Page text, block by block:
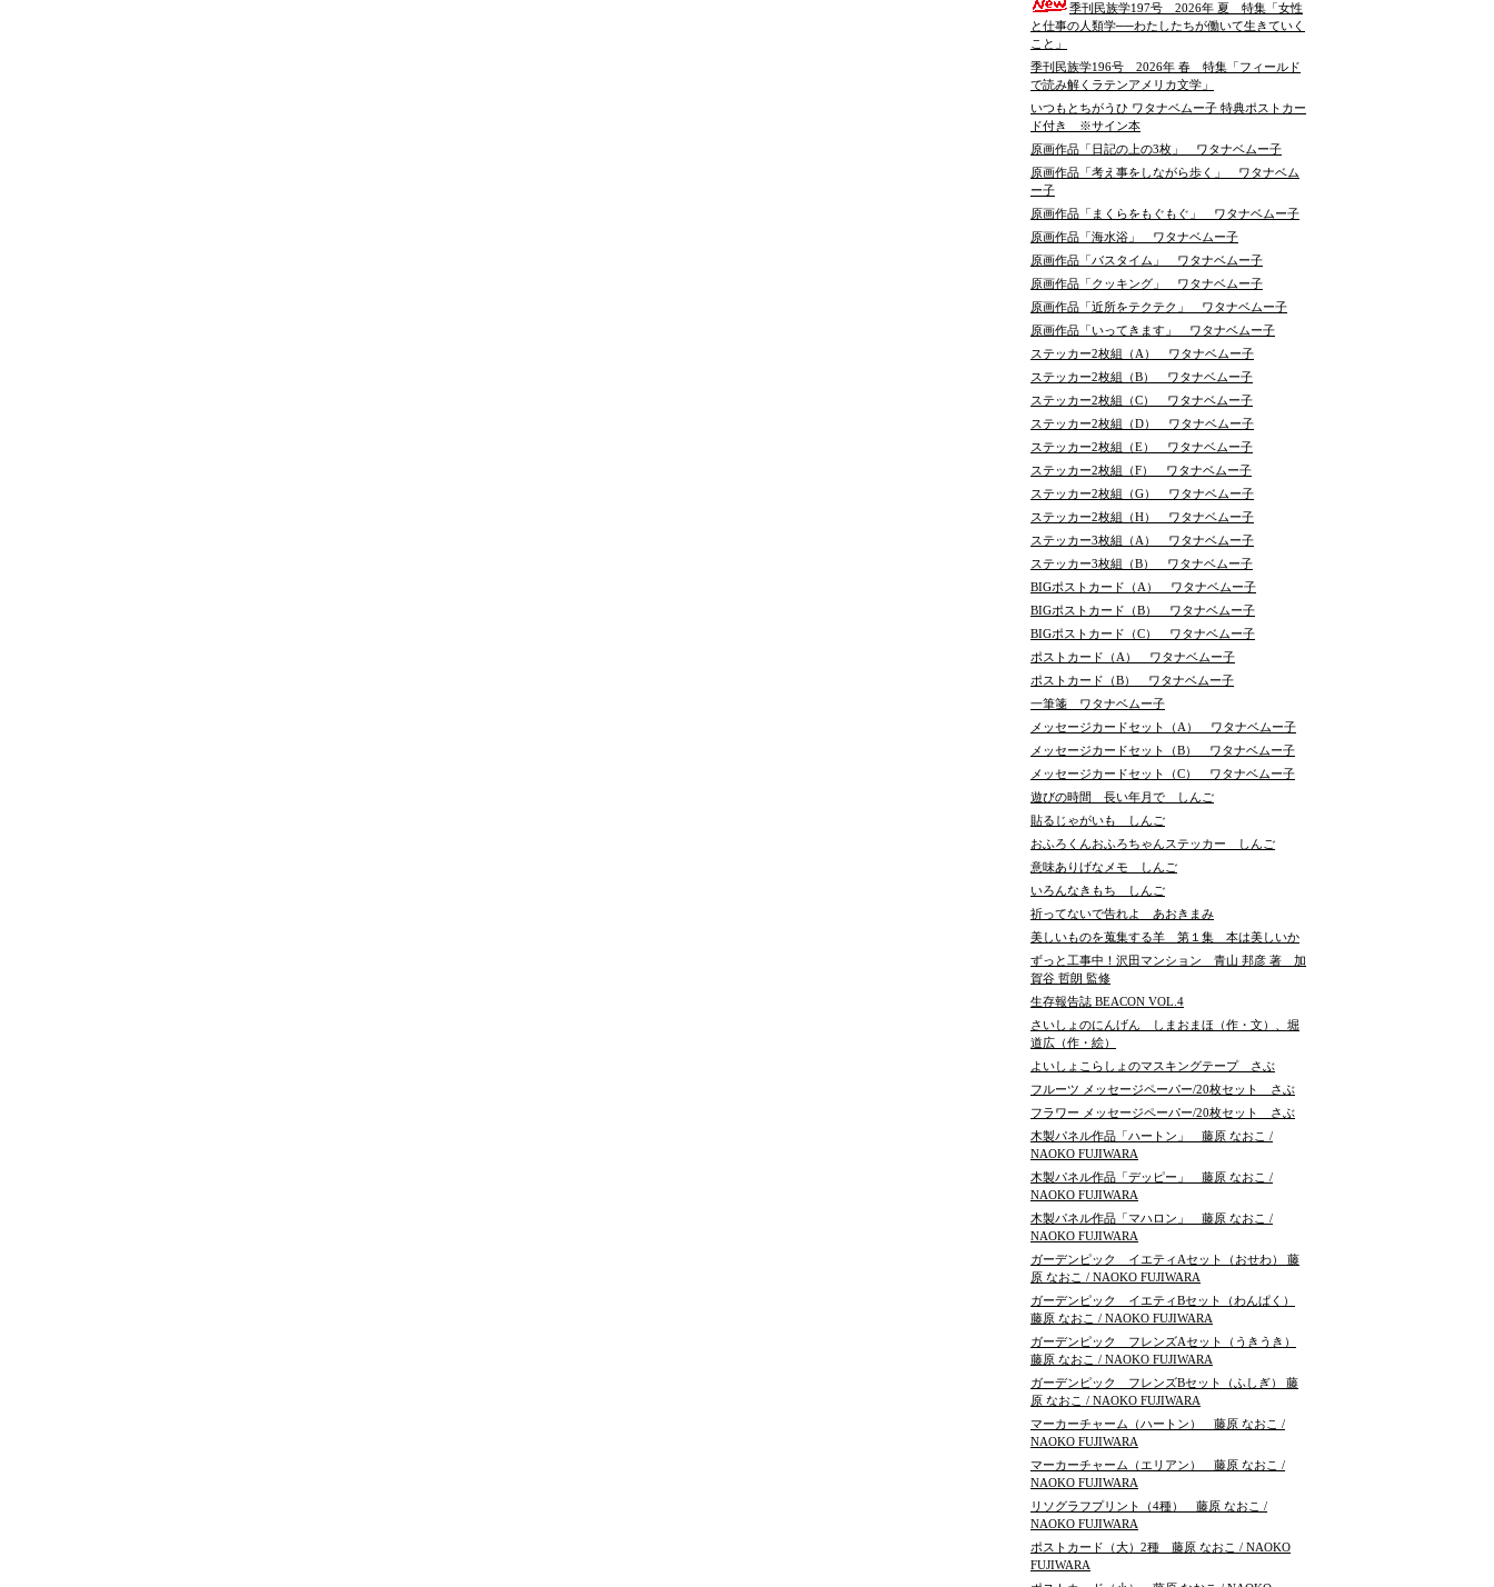
季刊民族学197号 2026年 夏 特集「女性
と仕事の人類学──わたしたちが働いて生きていく
こと」
季刊民族学196号 2026年 春 特集「フィールド
で読み解くラテンアメリカ文学」
いつもとちがうひ ワタナベムー子 特典ポストカー
ド付き ※サイン本
原画作品「日記の上の3枚」 ワタナベムー子
原画作品「考え事をしながら歩く」 ワタナベム
ー子
原画作品「まくらをもぐもぐ」 ワタナベムー子
原画作品「海水浴」 ワタナベムー子
原画作品「バスタイム」 ワタナベムー子
原画作品「クッキング」 ワタナベムー子
原画作品「近所をテクテク」 ワタナベムー子
原画作品「いってきます」 ワタナベムー子
ステッカー2枚組（A） ワタナベムー子
ステッカー2枚組（B） ワタナベムー子
ステッカー2枚組（C） ワタナベムー子
ステッカー2枚組（D） ワタナベムー子
ステッカー2枚組（E） ワタナベムー子
ステッカー2枚組（F） ワタナベムー子
ステッカー2枚組（G） ワタナベムー子
ステッカー2枚組（H） ワタナベムー子
ステッカー3枚組（A） ワタナベムー子
ステッカー3枚組（B） ワタナベムー子
BIGポストカード（A） ワタナベムー子
BIGポストカード（B） ワタナベムー子
BIGポストカード（C） ワタナベムー子
ポストカード（A） ワタナベムー子
ポストカード（B） ワタナベムー子
一筆箋 ワタナベムー子
メッセージカードセット（A） ワタナベムー子
メッセージカードセット（B） ワタナベムー子
メッセージカードセット（C） ワタナベムー子
遊びの時間 長い年月で しんご
貼るじゃがいも しんご
おふろくんおふろちゃんステッカー しんご
意味ありげなメモ しんご
いろんなきもち しんご
祈ってないで告れよ あおきまみ
美しいものを蒐集する羊 第１集 本は美しいか
ずっと工事中！沢田マンション 青山 邦彦 著 加
賀谷 哲朗 監修
生存報告誌 BEACON VOL.4
さいしょのにんげん しまおまほ（作・文）、堀
道広（作・絵）
よいしょこらしょのマスキングテープ さぶ
フルーツ メッセージペーパー/20枚セット さぶ
フラワー メッセージペーパー/20枚セット さぶ
木製パネル作品「ハートン」 藤原 なおこ /
NAOKO FUJIWARA
木製パネル作品「デッピー」 藤原 なおこ /
NAOKO FUJIWARA
木製パネル作品「マハロン」 藤原 なおこ /
NAOKO FUJIWARA
ガーデンピック イエティAセット（おせわ） 藤
原 なおこ / NAOKO FUJIWARA
ガーデンピック イエティBセット（わんぱく）
藤原 なおこ / NAOKO FUJIWARA
ガーデンピック フレンズAセット（うきうき）
藤原 なおこ / NAOKO FUJIWARA
ガーデンピック フレンズBセット（ふしぎ） 藤
原 なおこ / NAOKO FUJIWARA
マーカーチャーム（ハートン） 藤原 なおこ /
NAOKO FUJIWARA
マーカーチャーム（エリアン） 藤原 なおこ /
NAOKO FUJIWARA
リソグラフプリント（4種） 藤原 なおこ /
NAOKO FUJIWARA
ポストカード（大）2種 藤原 なおこ / NAOKO
FUJIWARA